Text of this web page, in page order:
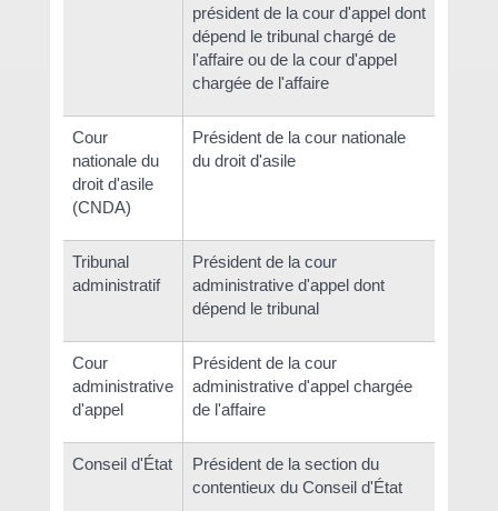
président de la cour d'appel dont
dépend le tribunal chargé de
l'affaire ou de la cour d'appel
chargée de l'affaire
Cour
nationale du
droit d'asile
(CNDA)
Président de la cour nationale
du droit d'asile
Tribunal
administratif
Président de la cour
administrative d'appel dont
dépend le tribunal
Cour
administrative
d'appel
Président de la cour
administrative d'appel chargée
de l'affaire
Conseil d'État
Président de la section du
contentieux du Conseil d'État